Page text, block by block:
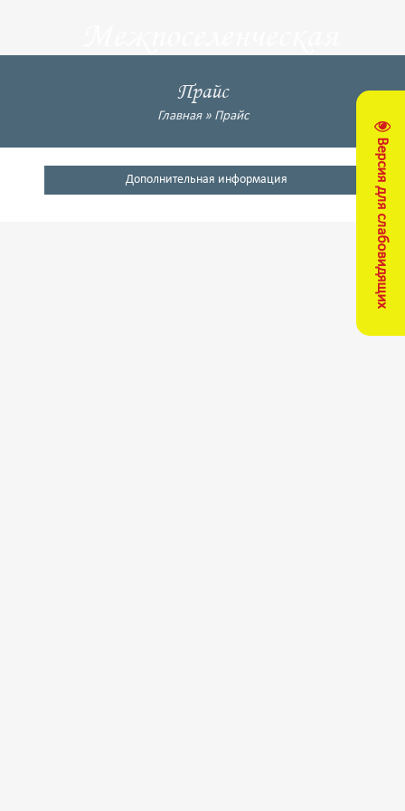
Версия для слабовидящих
центральная
библиотека
Кущевский район
Прайс
Главная» Прайс
Дополнительная информация